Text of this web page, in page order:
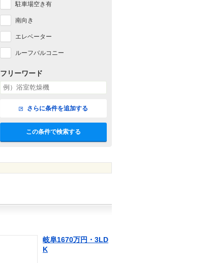
駐車場空き有
南向き
エレベーター
ルーフバルコニー
フリーワード
さらに条件を追加する
この条件で検索する
岐阜1670万円・3LD
K